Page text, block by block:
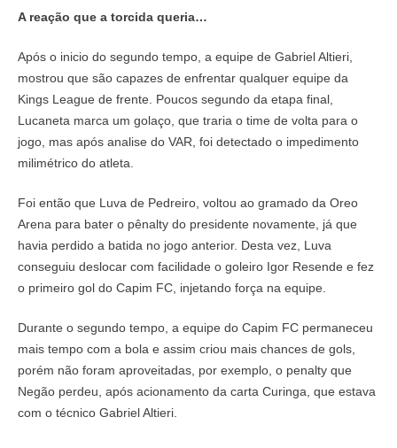
A reação que a torcida queria…
Após o inicio do segundo tempo, a equipe de Gabriel Altieri,
mostrou que são capazes de enfrentar qualquer equipe da
Kings League de frente. Poucos segundo da etapa final,
Lucaneta marca um golaço, que traria o time de volta para o
jogo, mas após analise do VAR, foi detectado o impedimento
milimétrico do atleta.
Foi então que Luva de Pedreiro, voltou ao gramado da Oreo
Arena para bater o pênalty do presidente novamente, já que
havia perdido a batida no jogo anterior. Desta vez, Luva
conseguiu deslocar com facilidade o goleiro Igor Resende e fez
o primeiro gol do Capim FC, injetando força na equipe.
Durante o segundo tempo, a equipe do Capim FC permaneceu
mais tempo com a bola e assim criou mais chances de gols,
porém não foram aproveitadas, por exemplo, o penalty que
Negão perdeu, após acionamento da carta Curinga, que estava
com o técnico Gabriel Altieri.